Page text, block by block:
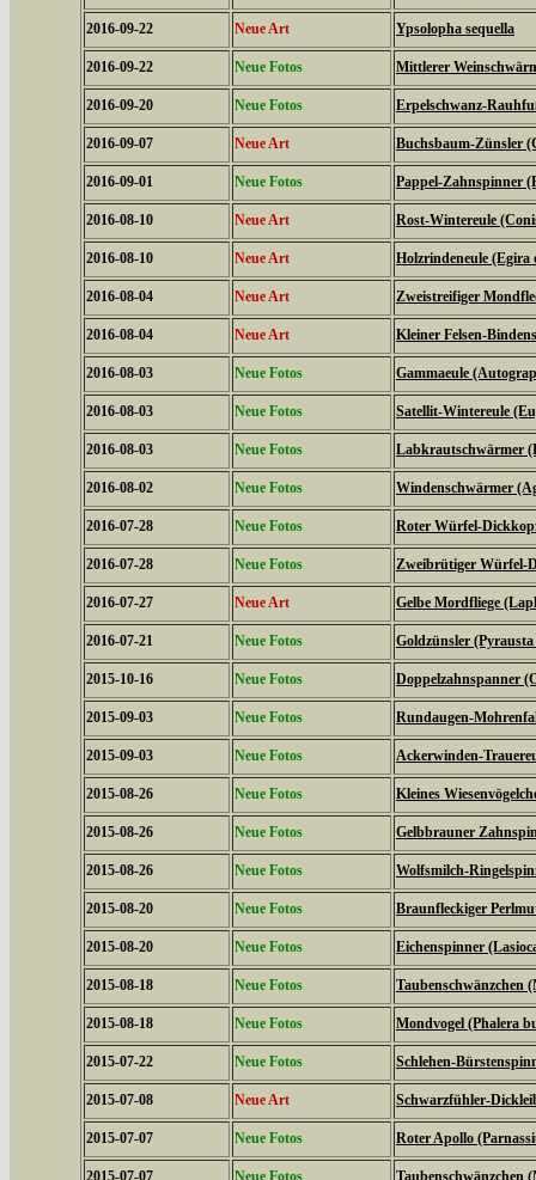
2016-09-22 Neue Art Ypsolopha sequella
2016-09-22 Neue Fotos Mittlerer
2016-09-20 Neue Fotos Erpelschwanz-
2016-09-07 Neue Art Buchsbaum-Zünsler
2016-09-01 Neue Fotos Pappel-Zahnspinner
2016-08-10 Neue Art Rost-Wintereule
2016-08-10 Neue Art Holzrindeneule (Egira
2016-08-04 Neue Art Zweistreifiger
2016-08-04 Neue Art Kleiner Felsen-
2016-08-03 Neue Fotos Gammaeule
2016-08-03 Neue Fotos Satellit-Wintereule
2016-08-03 Neue Fotos Labkrautschwärmer
2016-08-02 Neue Fotos Windenschwärmer
2016-07-28 Neue Fotos Roter Würfel-
2016-07-28 Neue Fotos Zweibrütiger Würfel-
2016-07-27 Neue Art Gelbe Mordfliege
2016-07-21 Neue Fotos Goldzünsler
2015-10-16 Neue Fotos Doppelzahnspanner
2015-09-03 Neue Fotos Rundaugen-
2015-09-03 Neue Fotos Ackerwinden-
2015-08-26 Neue Fotos Kleines
2015-08-26 Neue Fotos Gelbbrauner
2015-08-26 Neue Fotos Wolfsmilch-
2015-08-20 Neue Fotos Braunfleckiger
2015-08-20 Neue Fotos Eichenspinner
2015-08-18 Neue Fotos Taubenschwänzchen
2015-08-18 Neue Fotos Mondvogel (Phalera
2015-07-22 Neue Fotos Schlehen-
2015-07-08 Neue Art Schwarzfühler-
2015-07-07 Neue Fotos Roter Apollo
2015-07-07 Neue Fotos Taubenschwänzchen